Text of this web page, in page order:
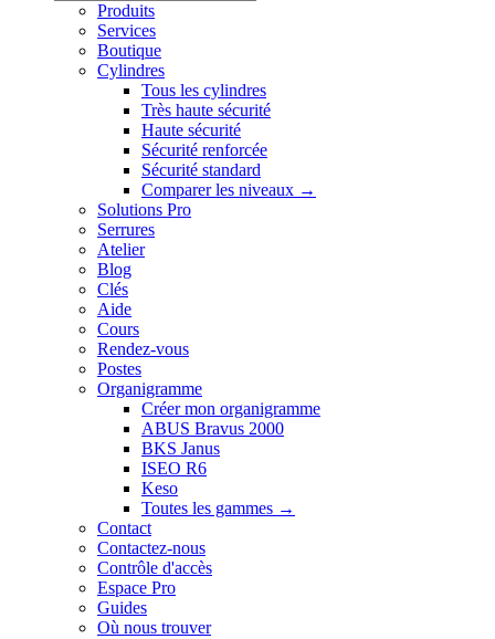
Produits
Services
Boutique
Cylindres
Tous les cylindres
Très haute sécurité
Haute sécurité
Sécurité renforcée
Sécurité standard
Comparer les niveaux →
Solutions Pro
Serrures
Atelier
Blog
Clés
Aide
Cours
Rendez-vous
Postes
Organigramme
Créer mon organigramme
ABUS Bravus 2000
BKS Janus
ISEO R6
Keso
Toutes les gammes →
Contact
Contactez-nous
Contrôle d'accès
Espace Pro
Guides
Où nous trouver